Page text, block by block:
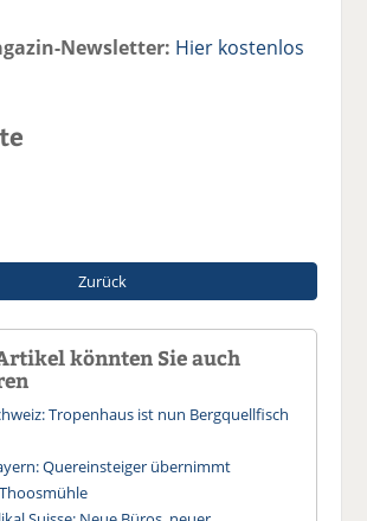
Newsletter: Hier kostenlos
Zurück
könnten Sie auch
Tropenhaus ist nun Bergquellfisch
Quereinsteiger übernimmt